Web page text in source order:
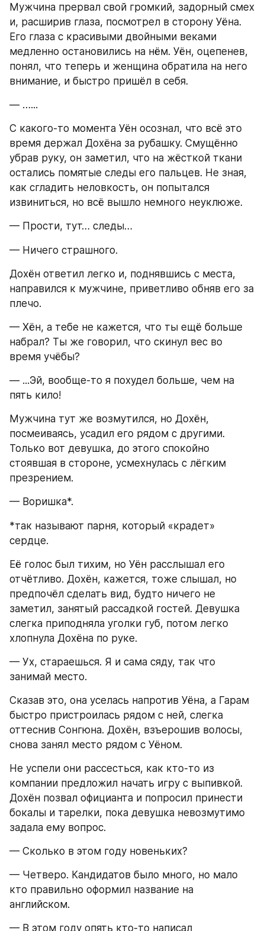
Мужчина прервал свой громкий, задорный смех
и, расширив глаза, посмотрел в сторону Уёна.
Его глаза с красивыми двойными веками
медленно остановились на нём. Уён, оцепенев,
понял, что теперь и женщина обратила на него
внимание, и быстро пришёл в себя.
— …...
С какого-то момента Уён осознал, что всё это
время держал Дохёна за рубашку. Смущённо
убрав руку, он заметил, что на жёсткой ткани
остались помятые следы его пальцев. Не зная,
как сгладить неловкость, он попытался
извиниться, но всё вышло немного неуклюже.
— Прости, тут… следы…
— Ничего страшного.
Дохён ответил легко и, поднявшись с места,
направился к мужчине, приветливо обняв его за
плечо.
— Хён, а тебе не кажется, что ты ещё больше
набрал? Ты же говорил, что скинул вес во
время учёбы?
— ...Эй, вообще-то я похудел больше, чем на
пять кило!
Мужчина тут же возмутился, но Дохён,
посмеиваясь, усадил его рядом с другими.
Только вот девушка, до этого спокойно
стоявшая в стороне, усмехнулась с лёгким
презрением.
— Воришка*.
*так называют парня, который «крадет»
сердце.
Её голос был тихим, но Уён расслышал его
отчётливо. Дохён, кажется, тоже слышал, но
предпочёл сделать вид, будто ничего не
заметил, занятый рассадкой гостей. Девушка
слегка приподняла уголки губ, потом легко
хлопнула Дохёна по руке.
— Ух, стараешься. Я и сама сяду, так что
занимай место.
Сказав это, она уселась напротив Уёна, а Гарам
быстро пристроилась рядом с ней, слегка
оттеснив Сонгюна. Дохён, взъерошив волосы,
снова занял место рядом с Уёном.
Не успели они рассесться, как кто-то из
компании предложил начать игру с выпивкой.
Дохён позвал официанта и попросил принести
бокалы и тарелки, пока девушка невозмутимо
задала ему вопрос.
— Сколько в этом году новеньких?
— Четверо. Кандидатов было много, но мало
кто правильно оформил название на
английском.
— В этом году опять кто-то написал